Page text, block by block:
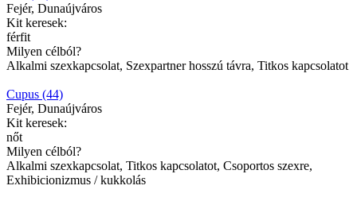
Fejér, Dunaújváros
Kit keresek:
férfit
Milyen célból?
Alkalmi szexkapcsolat, Szexpartner hosszú távra, Titkos kapcsolatot
Cupus (44)
Fejér, Dunaújváros
Kit keresek:
nőt
Milyen célból?
Alkalmi szexkapcsolat, Titkos kapcsolatot, Csoportos szexre,
Exhibicionizmus / kukkolás